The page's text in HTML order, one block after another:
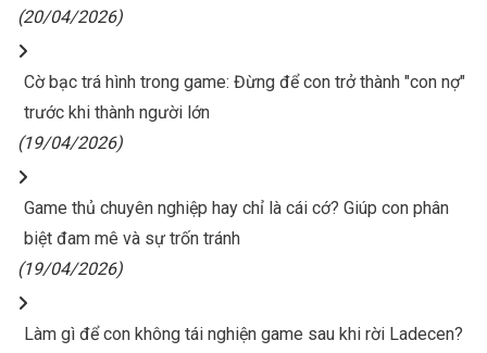
(20/04/2026)
Cờ bạc trá hình trong game: Đừng để con trở thành "con nợ"
trước khi thành người lớn
(19/04/2026)
Game thủ chuyên nghiệp hay chỉ là cái cớ? Giúp con phân
biệt đam mê và sự trốn tránh
(19/04/2026)
Làm gì để con không tái nghiện game sau khi rời Ladecen?